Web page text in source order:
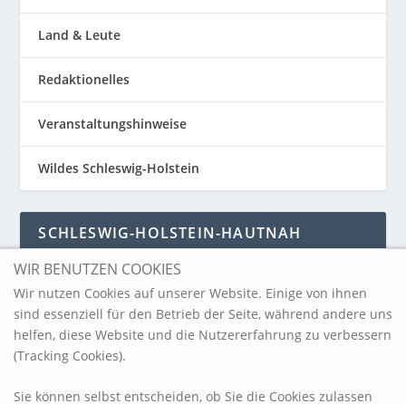
Land & Leute
Redaktionelles
Veranstaltungshinweise
Wildes Schleswig-Holstein
SCHLESWIG-HOLSTEIN-HAUTNAH
Schleswig-Holstein-Hautnah
ARCHIV
WIR BENUTZEN COOKIES
Wir nutzen Cookies auf unserer Website. Einige von ihnen
sind essenziell für den Betrieb der Seite, während andere uns
helfen, diese Website und die Nutzererfahrung zu verbessern
(Tracking Cookies).
Sie können selbst entscheiden, ob Sie die Cookies zulassen